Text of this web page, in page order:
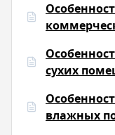
сухих
влажных